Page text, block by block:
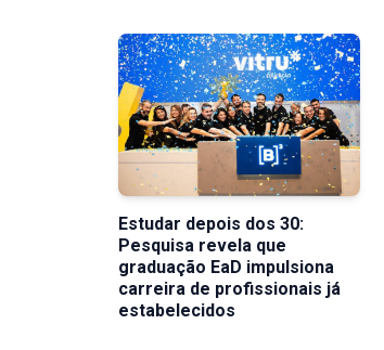
Estudar depois dos 30:
Pesquisa revela que
graduação EaD impulsiona
carreira de profissionais já
estabelecidos